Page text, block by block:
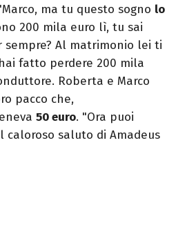
ma tu questo sogno lo
200 mila euro lì, tu sai
Al matrimonio lei ti
fatto perdere 200 mila
Roberta e Marco
pacco che,
50 euro. "Ora puoi
caloroso saluto di Amadeus